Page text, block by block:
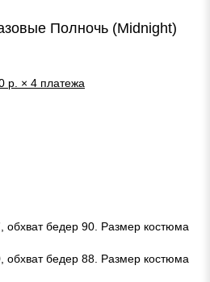
Полночь (Midnight)
р. × 4 платежа
обхват бедер 90. Размер костюма
обхват бедер 88. Размер костюма